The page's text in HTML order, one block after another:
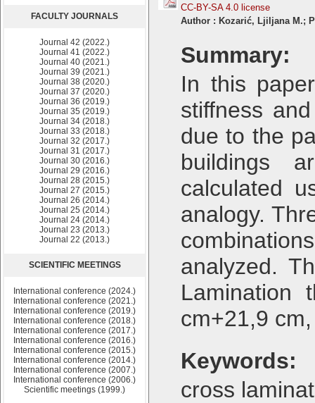
FACULTY JOURNALS
Journal 42 (2022.)
Journal 41 (2022.)
Journal 40 (2021.)
Journal 39 (2021.)
Journal 38 (2020.)
Journal 37 (2020.)
Journal 36 (2019.)
Journal 35 (2019.)
Journal 34 (2018.)
Journal 33 (2018.)
Journal 32 (2017.)
Journal 31 (2017.)
Journal 30 (2016.)
Journal 29 (2016.)
Journal 28 (2015.)
Journal 27 (2015.)
Journal 26 (2014.)
Journal 25 (2014.)
Journal 24 (2014.)
Journal 23 (2013.)
Journal 22 (2013.)
SCIENTIFIC MEETINGS
International conference (2024.)
International conference (2021.)
International conference (2019.)
International conference (2018.)
International conference (2017.)
International conference (2016.)
International conference (2015.)
International conference (2014.)
International conference (2007.)
International conference (2006.)
Scientific meetings (1999.)
CC-BY-SA 4.0 license
Author : Kozarić, Ljiljana M.;
Summary:
In this
stiffness
due to the
buildings
calculated
analogy.
analyzed.
Lamination
cm+21,9
Keywords:
cross